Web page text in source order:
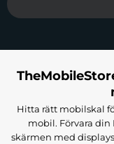
Hitta rätt mobilskal
mobil. Förvara din
skärmen med